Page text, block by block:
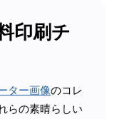
印刷チ
ター画像のコレ
らの素晴らしい